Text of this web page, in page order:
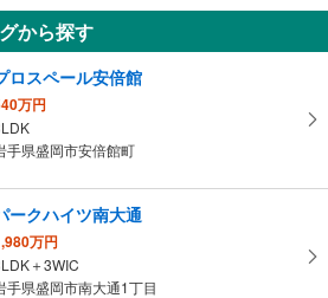
から探す
ロスペール安倍館
万円
手県盛岡市安倍館町
ークハイツ南大通
万円
＋3WIC
手県盛岡市南大通1丁目